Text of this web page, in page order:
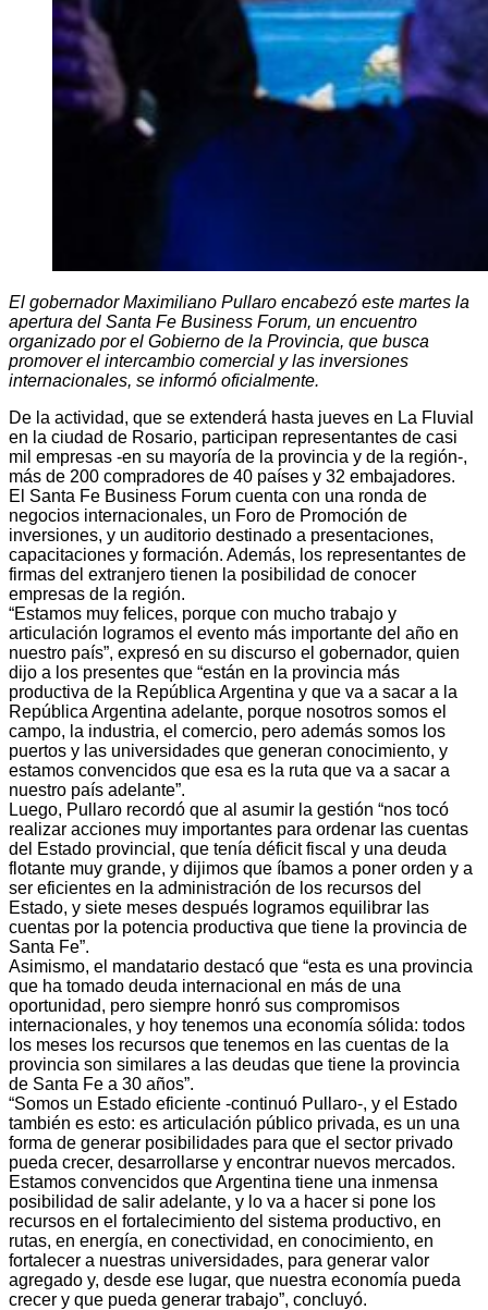
El gobernador Maximiliano Pullaro encabezó este martes la
apertura del Santa Fe Business Forum, un encuentro
organizado por el Gobierno de la Provincia, que busca
promover el intercambio comercial y las inversiones
internacionales, se informó oficialmente.
De la actividad, que se extenderá hasta jueves en La Fluvial
en la ciudad de Rosario, participan representantes de casi
mil empresas -en su mayoría de la provincia y de la región-,
más de 200 compradores de 40 países y 32 embajadores.
El Santa Fe Business Forum cuenta con una ronda de
negocios internacionales, un Foro de Promoción de
inversiones, y un auditorio destinado a presentaciones,
capacitaciones y formación. Además, los representantes de
firmas del extranjero tienen la posibilidad de conocer
empresas de la región.
“Estamos muy felices, porque con mucho trabajo y
articulación logramos el evento más importante del año en
nuestro país”, expresó en su discurso el gobernador, quien
dijo a los presentes que “están en la provincia más
productiva de la República Argentina y que va a sacar a la
República Argentina adelante, porque nosotros somos el
campo, la industria, el comercio, pero además somos los
puertos y las universidades que generan conocimiento, y
estamos convencidos que esa es la ruta que va a sacar a
nuestro país adelante”.
Luego, Pullaro recordó que al asumir la gestión “nos tocó
realizar acciones muy importantes para ordenar las cuentas
del Estado provincial, que tenía déficit fiscal y una deuda
flotante muy grande, y dijimos que íbamos a poner orden y a
ser eficientes en la administración de los recursos del
Estado, y siete meses después logramos equilibrar las
cuentas por la potencia productiva que tiene la provincia de
Santa Fe”.
Asimismo, el mandatario destacó que “esta es una provincia
que ha tomado deuda internacional en más de una
oportunidad, pero siempre honró sus compromisos
internacionales, y hoy tenemos una economía sólida: todos
los meses los recursos que tenemos en las cuentas de la
provincia son similares a las deudas que tiene la provincia
de Santa Fe a 30 años”.
“Somos un Estado eficiente -continuó Pullaro-, y el Estado
también es esto: es articulación público privada, es un una
forma de generar posibilidades para que el sector privado
pueda crecer, desarrollarse y encontrar nuevos mercados.
Estamos convencidos que Argentina tiene una inmensa
posibilidad de salir adelante, y lo va a hacer si pone los
recursos en el fortalecimiento del sistema productivo, en
rutas, en energía, en conectividad, en conocimiento, en
fortalecer a nuestras universidades, para generar valor
agregado y, desde ese lugar, que nuestra economía pueda
crecer y que pueda generar trabajo”, concluyó.